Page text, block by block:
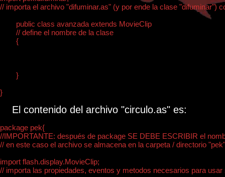
// importa el archivo "difuminar.as" (y por ende la clase "difuminar")
El contenido del archivo "circulo.as" es:
package pek{
//IMPORTANTE: después de package SE DEBE ESCRIBIR el
// en este caso el archivo se almacena en la carpeta / directorio "pek"
import flash.display.MovieClip;
// importa las propiedades, eventos y metodos necesarios para